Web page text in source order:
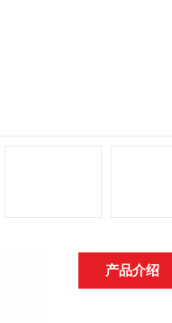
产品介绍